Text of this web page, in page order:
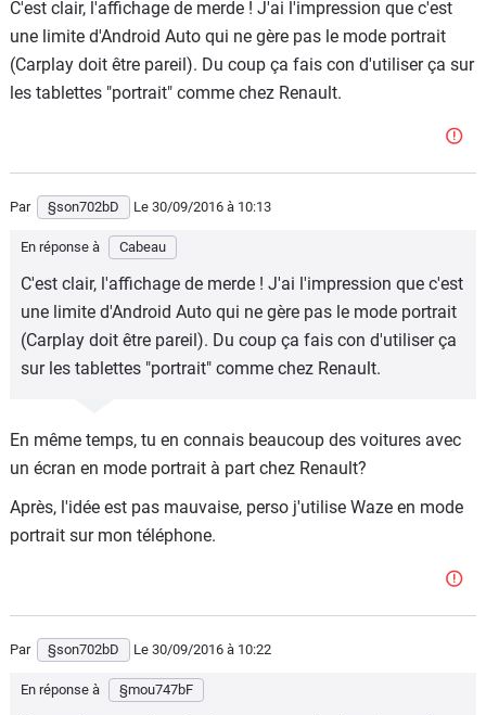
C'est clair, l'affichage de merde ! J'ai l'impression que c'est
une limite d'Android Auto qui ne gère pas le mode portrait
(Carplay doit être pareil). Du coup ça fais con d'utiliser ça sur
les tablettes "portrait" comme chez Renault.
Par §son702bD Le 30/09/2016 à 10:13
En réponse à Cabeau
C'est clair, l'affichage de merde ! J'ai l'impression que c'est
une limite d'Android Auto qui ne gère pas le mode portrait
(Carplay doit être pareil). Du coup ça fais con d'utiliser ça
sur les tablettes "portrait" comme chez Renault.
En même temps, tu en connais beaucoup des voitures avec
un écran en mode portrait à part chez Renault?
Après, l'idée est pas mauvaise, perso j'utilise Waze en mode
portrait sur mon téléphone.
Par §son702bD Le 30/09/2016 à 10:22
En réponse à §mou747bF